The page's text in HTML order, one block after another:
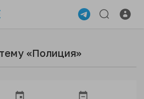
«Полиция»